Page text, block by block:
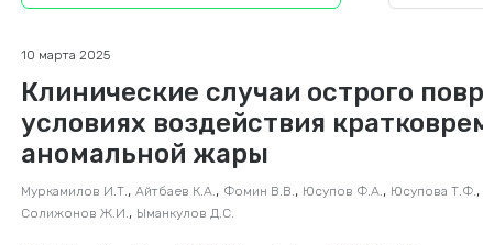
Клинические случаи острого
условиях воздействия
аномальной жары
10 марта 2025
Муркамилов И.Т. , Айтбаев К.А. , Фомин В.В. , Юсупов Ф.А. , Юсупова Т.Ф. ,
Солижонов Ж.И. , Ыманкулов Д.С.